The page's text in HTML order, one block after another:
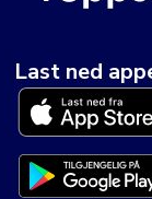
Last ned